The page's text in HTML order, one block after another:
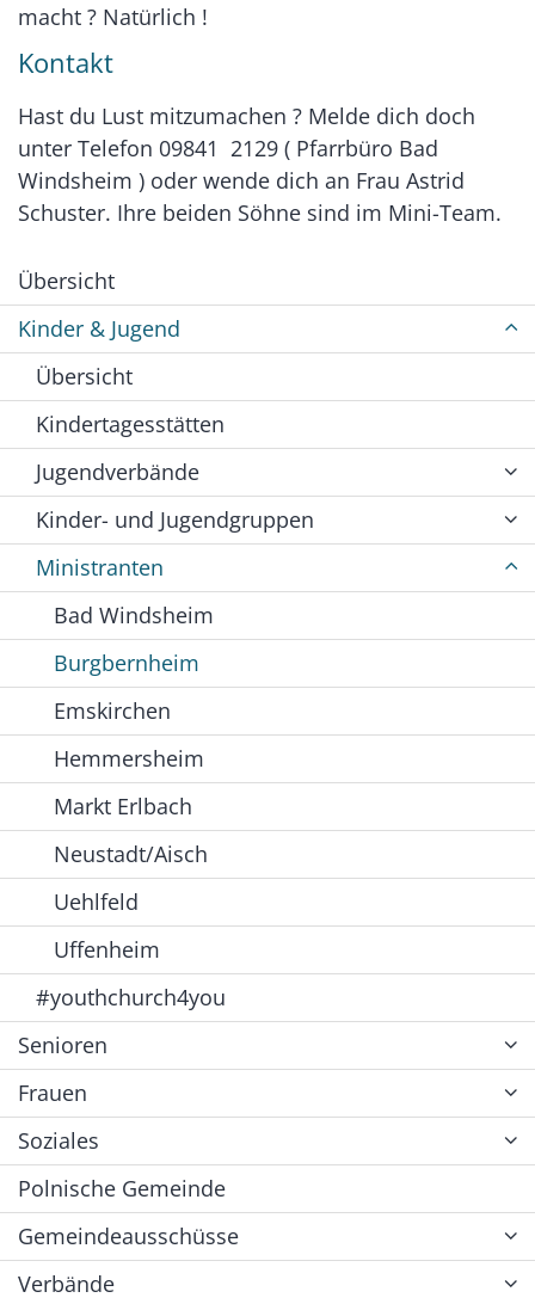
macht ? Natürlich !
Kontakt
Hast du Lust mitzumachen ? Melde dich doch
unter Telefon 09841 2129 ( Pfarrbüro Bad
Windsheim ) oder wende dich an Frau Astrid
Schuster. Ihre beiden Söhne sind im Mini-Team.
Übersicht
Kinder & Jugend
Übersicht
Kindertagesstätten
Jugendverbände
Kinder- und Jugendgruppen
Ministranten
Bad Windsheim
Burgbernheim
Emskirchen
Hemmersheim
Markt Erlbach
Neustadt/Aisch
Uehlfeld
Uffenheim
#youthchurch4you
Senioren
Frauen
Soziales
Polnische Gemeinde
Gemeindeausschüsse
Verbände